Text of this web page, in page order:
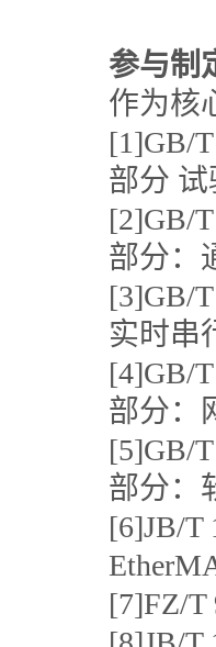
参与制
作为核
[1]GB/
部分
[2]GB/
部分：
[3]GB/
实时串
[4]GB/
部分：
[5]GB/
部分：
[6]JB/T
[7]FZ/T